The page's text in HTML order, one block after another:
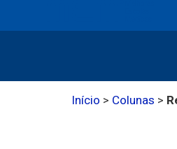
Início > Colunas >